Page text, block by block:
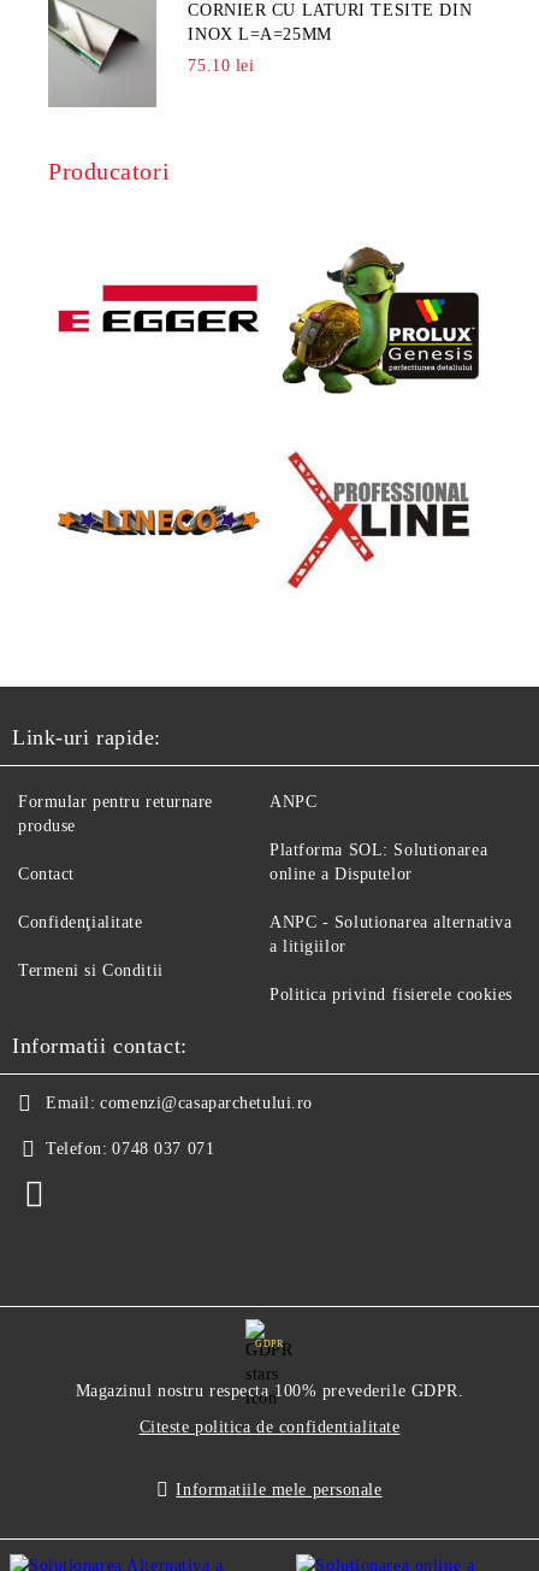
CORNIER CU LATURI TESITE DIN
INOX L=A=25MM
75.10 lei
Producatori
Link-uri rapide:
Formular pentru returnare
produse
Contact
Confidenţialitate
Termeni si Conditii
ANPC
Platforma SOL: Solutionarea
online a Disputelor
ANPC - Solutionarea alternativa
a litigiilor
Politica privind fisierele cookies
Informatii contact:
Email: comenzi@casaparchetului.ro
Telefon: 0748 037 071
GDPR
Magazinul nostru respecta 100% prevederile GDPR.
Citeste politica de confidentialitate
Informatiile mele personale